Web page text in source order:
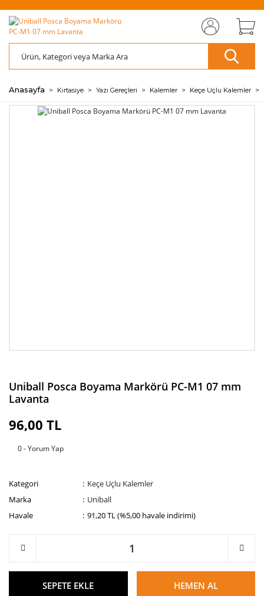
🖱️
KARGO
📦
AZ
ÖDE
💰
ZİYARET EDİN
KARGO
AZ
ÖDE
💰
Anasayfa Kırtasiye Yazı Gereçleri Kalemler Keçe Uçlu Kalemler
Uniball Posca Boyama Markörü PC-M1 07 mm
Lavanta
96,00 TL
0 - Yorum Yap
Kategori
Keçe Uçlu Kalemler
Marka
Uniball
Havale
91,20 TL (%5,00 havale indirimi)
SEPETE EKLE HEMEN AL